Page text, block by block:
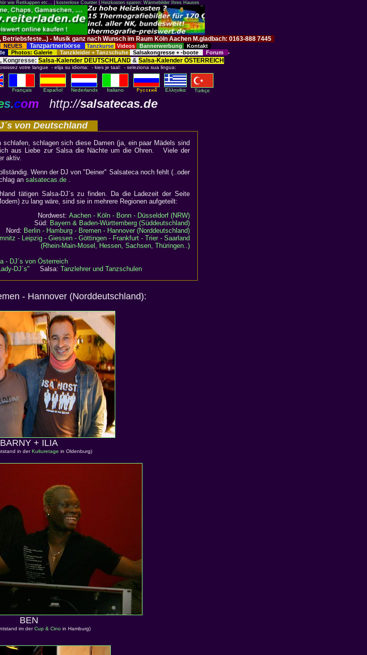
wie Reitkappen etc... kostenlose Counter| Heizkosten sparen: Wärmebilder Ihres Hauses
- Musik ganz nach Wunsch im Raum Köln Aachen M.gladbach: 0163-888 7445
NEUES Tanzpartnerbörse Tanzkurse Videos Bannerwerbung
Kontakt
Photos: Galerie Tanzkleider + Tanzschuhe Salsakongresse + -boote Forum
Kongresse: Salsa-Kalender DEUTSCHLAND& Salsa-Kalender ÖSTERREICH
votre langue - elija su idioma: - kies je taal: - seleziona sua lingua:
Français Español Nederlands Italiano Eλληvikα Türkçe
s.com http://salsatecas.de
von Deutschland
schlagen sich diese Damen (ja, ein paar Mädels sind
aus Liebe zur Salsa die Nächte um die Ohren. Viele der
aktiv.
Wenn der DJ von "Deiner" Salsateca noch fehlt (..oder
an salsatecas.de .
tätigen Salsa-DJ´s zu finden. Da die Ladezeit der Seite
zu lang wäre, sind sie in mehrere Regionen aufgeteilt:
Nordwest: Aachen - Köln - Bonn - Düsseldorf (NRW)
Süd: Bayern & Baden-Württemberg (Süddeutschland)
Nord: Berlin - Hamburg - Bremen - Hannover (Norddeutschland)
- Leipzig - Giessen - Göttingen - Frankfurt - Trier - Saarland
(Rhein-Main-Mosel, Hessen, Sachsen, Thüringen..)
- DJ´s von Österreich
DJ´s" Salsa: Tanzlehrer und Tanzschulen
- Hannover (Norddeutschland):
BARNY + ILIA
in derKulturetage in Oldenburg)
BEN
im derCup & Cino in Hamburg)